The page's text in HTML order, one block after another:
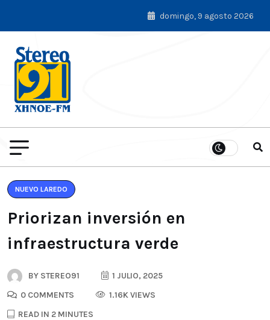
domingo, 9 agosto 2026
NUEVO LAREDO
Priorizan inversión en
infraestructura verde
BY STEREO91
1 JULIO, 2025
0 COMMENTS
1.16K VIEWS
READ IN 2 MINUTES